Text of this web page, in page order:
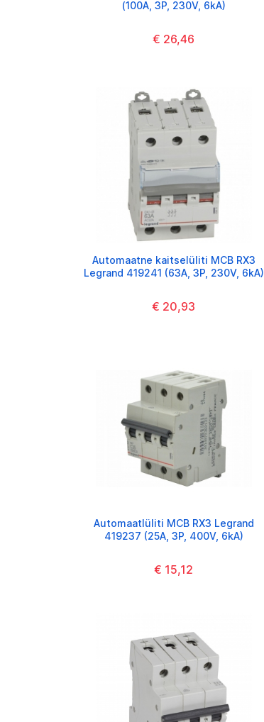
(100A, 3P, 230V, 6kA)
€ 26,46
Automaatne kaitselüliti MCB RX3
Legrand 419241 (63A, 3P, 230V, 6kA)
€ 20,93
Automaatlüliti MCB RX3 Legrand
419237 (25A, 3P, 400V, 6kA)
€ 15,12